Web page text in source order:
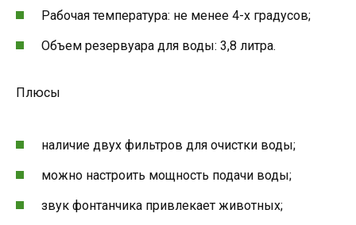
Рабочая температура: не менее 4-х градусов;
Объем резервуара для воды: 3,8 литра.
Плюсы
наличие двух фильтров для очистки воды;
можно настроить мощность подачи воды;
звук фонтанчика привлекает животных;